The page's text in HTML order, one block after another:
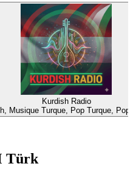
Kurdish Radio
Musique Turque, Pop Turque,
Türk